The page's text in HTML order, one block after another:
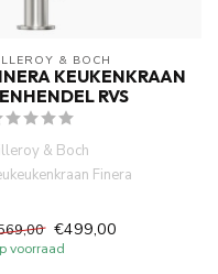
& BOCH
KEUKENKRAAN
RVS
& Boch
Finera
RVS. 1...
€499,00
voorraad